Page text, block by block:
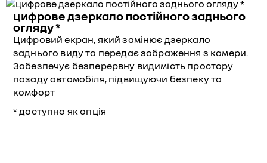
цифрове дзеркало постійного заднього
огляду *
Цифровий екран, який замінює дзеркало
заднього виду та передає зображення з камери.
Забезпечує безперервну видимість простору
позаду автомобіля, підвищуючи безпеку та
комфорт
* доступно як опція